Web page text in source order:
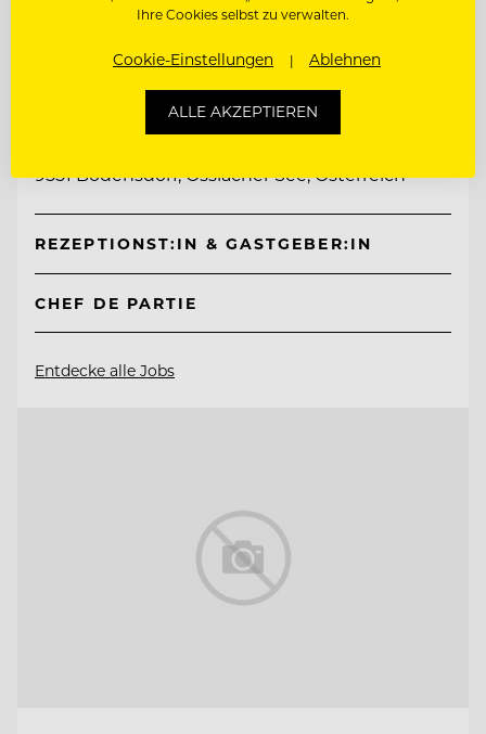
TOP ARBEITGEBER
Mountain Resort Feuerberg
9551 Bodensdorf, Ossiacher See, Österreich
REZEPTIONST:IN & GASTGEBER:IN
CHEF DE PARTIE
Entdecke alle Jobs
Ihre Cookies selbst zu verwalten.
Cookie-Einstellungen Ablehnen
ALLE AKZEPTIEREN